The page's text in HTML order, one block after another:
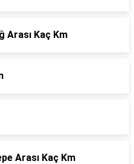
Arası Kaç Km
Arası Kaç Km